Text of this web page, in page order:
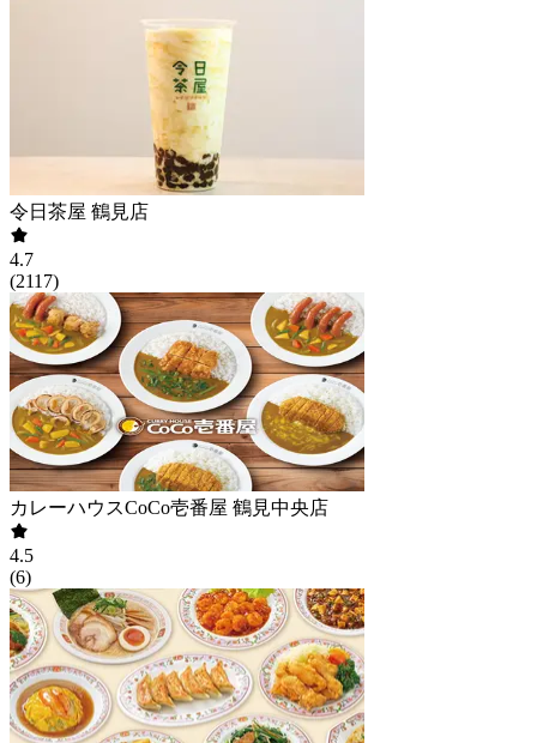
令日茶屋 鶴見店
4.7
(2117)
カレーハウスCoCo壱番屋 鶴見中央店
4.5
(6)